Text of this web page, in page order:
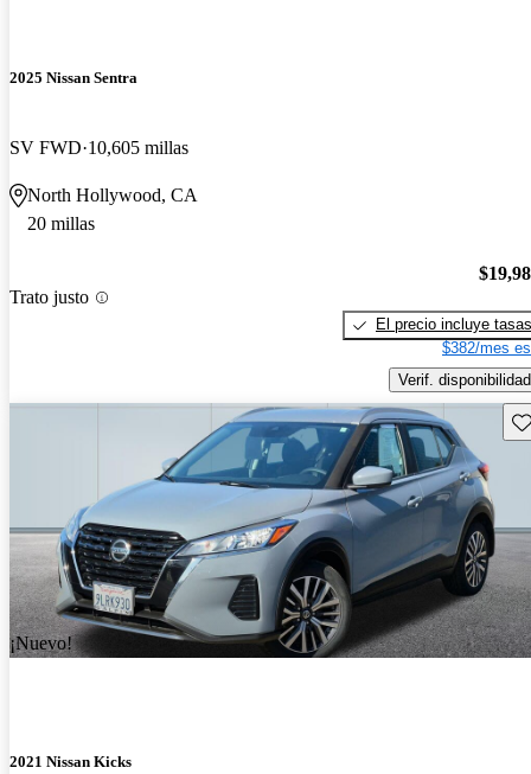
2025 Nissan Sentra
SV FWD 10,605 millas
North Hollywood, CA
20 millas
Trato justo
El precio incluye tasas
$382/mes
Verif. disponibilidad
¡Nuevo!
2021 Nissan Kicks